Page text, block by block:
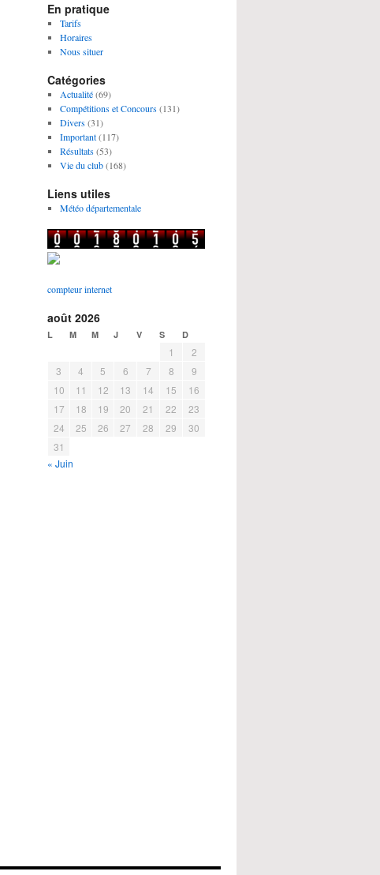
En pratique
Tarifs
Horaires
Nous situer
Catégories
Actualité(69)
Compétitions et Concours(131)
Divers(31)
Important(117)
Résultats(53)
Vie du club(168)
Liens utiles
Météo départementale
compteur internet
août 2026
L M M J V S D
1
2
3
4 5 6 7 8
9
10
11 12 13 14 15
16
17
18 19 20 21 22
23
24
25 26 27 28 29
30
31
« Juin